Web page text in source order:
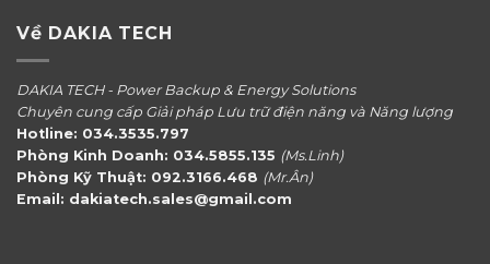
Về DAKIA TECH
DAKIA TECH - Power Backup & Energy Solutions
Chuyên cung cấp Giải pháp Lưu trữ điện năng và Năng lượng
Hotline: 034.3535.797
Phòng Kinh Doanh: 034.5855.135 (Ms.Linh)
Phòng Kỹ Thuật: 092.3166.468 (Mr.Ân)
Email: dakiatech.sales@gmail.com